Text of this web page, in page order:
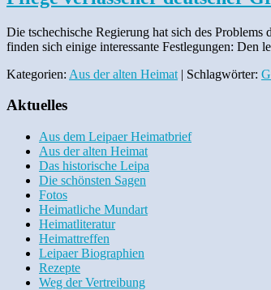
Die tschechische Regierung hat sich des
finden sich einige interessante Festlegungen:
Kategorien: Aus der alten Heimat | Schlagwörter:
Aktuelles
Aus dem Leipaer Heimatbrief
Aus der alten Heimat
Das historische Leipa
Die schönsten Sagen
Fotos
Heimatliche Mundart
Heimatliteratur
Heimattreffen
Leipaer Biographien
Rezepte
Weg der Vertreibung